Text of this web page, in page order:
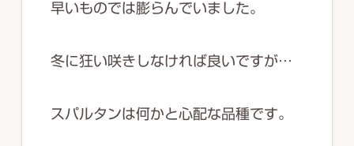
早いものでは膨らんでいました。
冬に狂い咲きしなければ良いですが…
スパルタンは何かと心配な品種です。